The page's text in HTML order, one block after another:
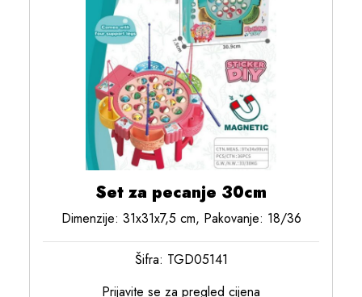
Set za pecanje 30cm
Dimenzije: 31x31x7,5 cm, Pakovanje: 18/36
Šifra: TGD05141
Prijavite se za pregled cijena